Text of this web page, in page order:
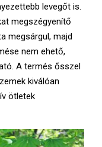
levegőt is.
megszégyenítő
megsárgul, majd
nem ehető,
A termés ősszel
kiválóan
ötletek